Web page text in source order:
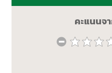
คะแนนจ